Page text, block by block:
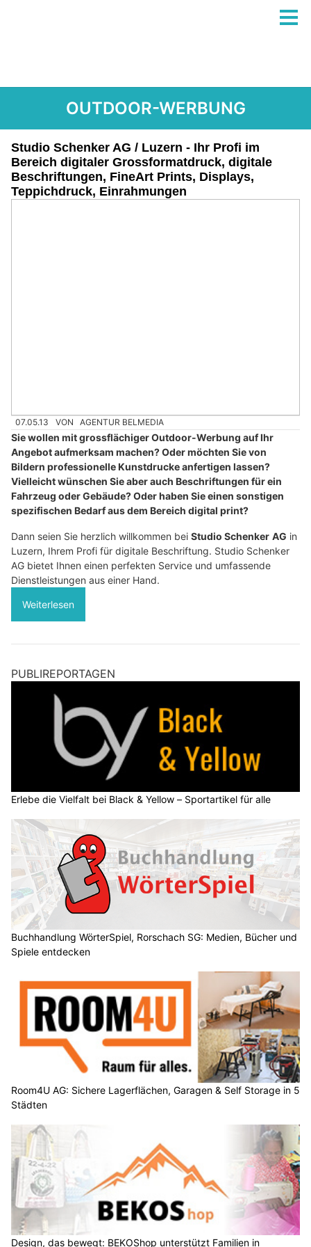
OUTDOOR-WERBUNG
Studio Schenker AG / Luzern - Ihr Profi im
Bereich digitaler Grossformatdruck, digitale
Beschriftungen, FineArt Prints, Displays,
Teppichdruck, Einrahmungen
07.05.13 VON AGENTUR BELMEDIA
Sie wollen mit grossflächiger Outdoor-Werbung auf Ihr
Angebot aufmerksam machen? Oder möchten Sie von
Bildern professionelle Kunstdrucke anfertigen lassen?
Vielleicht wünschen Sie aber auch Beschriftungen für ein
Fahrzeug oder Gebäude? Oder haben Sie einen sonstigen
spezifischen Bedarf aus dem Bereich digital print?
Dann seien Sie herzlich willkommen bei Studio Schenker AG in
Luzern, Ihrem Profi für digitale Beschriftung. Studio Schenker
AG bietet Ihnen einen perfekten Service und umfassende
Dienstleistungen aus einer Hand.
Weiterlesen
PUBLIREPORTAGEN
Erlebe die Vielfalt bei Black & Yellow – Sportartikel für alle
Buchhandlung WörterSpiel, Rorschach SG: Medien, Bücher und
Spiele entdecken
Room4U AG: Sichere Lagerflächen, Garagen & Self Storage in 5
Städten
Design, das bewegt: BEKOShop unterstützt Familien in